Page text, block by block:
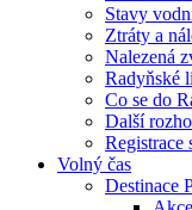
Stavy
Ztráty a
Nalezená
Radyňské
Co se do
Další
Registrace
Volný čas
Destinace